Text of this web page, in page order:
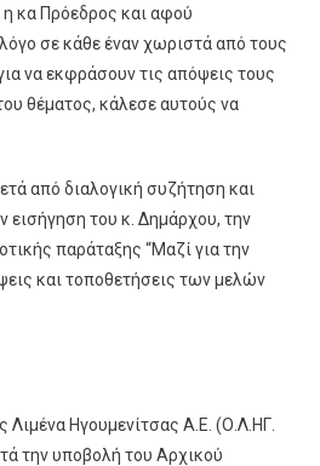
κα Πρόεδρος και αφού
σε κάθε έναν χωριστά από τους
να εκφράσουν τις απόψεις τους
θέματος, κάλεσε αυτούς να
από διαλογική συζήτηση και
εισήγηση του κ. Δημάρχου, την
παράταξης “Μαζί για την
και τοποθετήσεις των μελών
Λιμένα Ηγουμενίτσας Α.Ε. (Ο.Λ.ΗΓ.
την υποβολή του Αρχικού